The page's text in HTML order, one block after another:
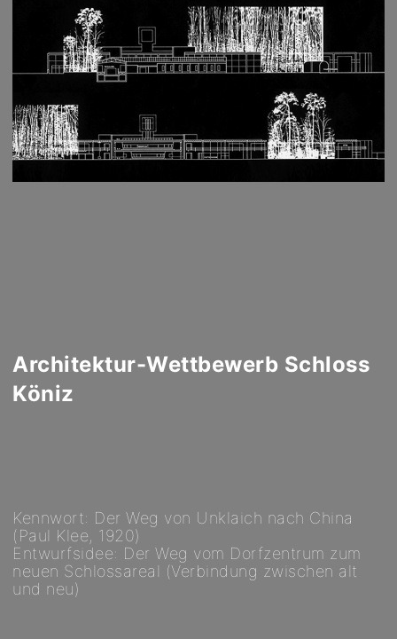
Architektur-Wettbewerb Schloss
Köniz
Kennwort: Der Weg von Unklaich nach China
(Paul Klee, 1920)
Entwurfsidee: Der Weg vom Dorfzentrum zum
neuen Schlossareal (Verbindung zwischen alt
und neu)